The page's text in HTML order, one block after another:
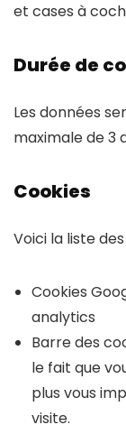
et cases à
Durée de
Les données
maximale de 3
Cookies
Voici la liste
Cookies
analytics
Barre des
le fait que
plus vous
visite.